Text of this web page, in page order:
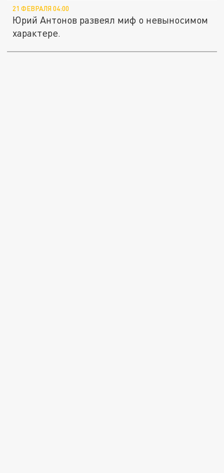
21 ФЕВРАЛЯ 04:00
Юрий Антонов развеял миф о невыносимом
характере.